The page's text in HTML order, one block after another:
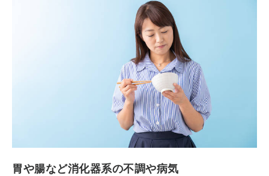
胃や腸など消化器系の不調や病気